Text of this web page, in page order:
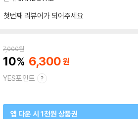
첫번째 리뷰어가 되어주세요
7,000원
10 6,300
YES포인트
앱 다운 시 1천원 상품권